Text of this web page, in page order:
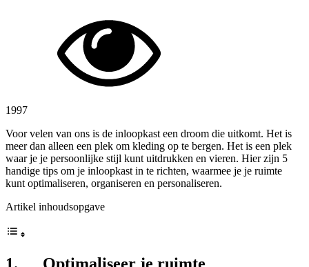
1997
Voor velen van ons is de inloopkast een droom die uitkomt. Het is
meer dan alleen een plek om kleding op te bergen. Het is een plek
waar je je persoonlijke stijl kunt uitdrukken en vieren. Hier zijn 5
handige tips om je inloopkast in te richten, waarmee je je ruimte
kunt optimaliseren, organiseren en personaliseren.
Artikel inhoudsopgave
1. Optimaliseer je ruimte